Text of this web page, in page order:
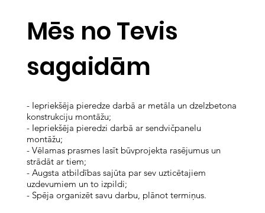
Mēs no Tevis
sagaidām
- Iepriekšēja pieredze darbā ar metāla un dzelzbetona
konstrukciju montāžu;
- Iepriekšēja pieredzi darbā ar sendvičpanelu
montāžu;
- Vēlamas prasmes lasīt būvprojekta rasējumus un
strādāt ar tiem;
- Augsta atbildības sajūta par sev uzticētajiem
uzdevumiem un to izpildi;
- Spēja organizēt savu darbu, plānot termiņus.